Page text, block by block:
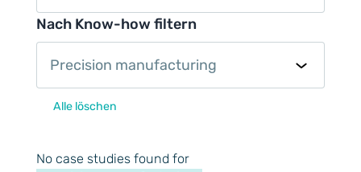
Nach Know-how filtern
Precision manufacturing
Alle löschen
No case studies found for